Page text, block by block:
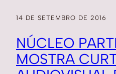
14 DE SETEMBRO DE 2016
NÚCLEO
MOSTRA